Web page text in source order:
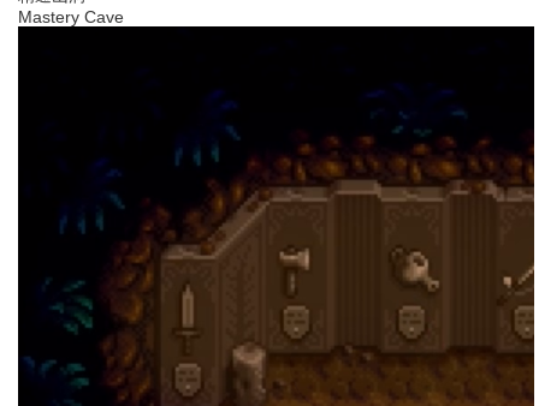
航
索
Mastery Cave